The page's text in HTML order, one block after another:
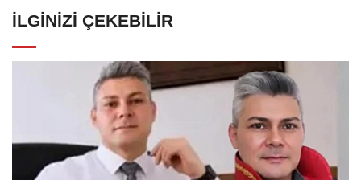
İLGINIZI ÇEKEBILIR